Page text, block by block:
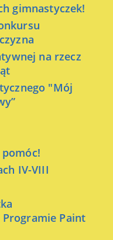
gimnastyczek!
na rzecz
"Mój
IV-VIII
Paint